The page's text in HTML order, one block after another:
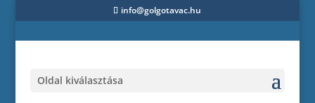
info@golgotavac.hu
Oldal kiválasztása